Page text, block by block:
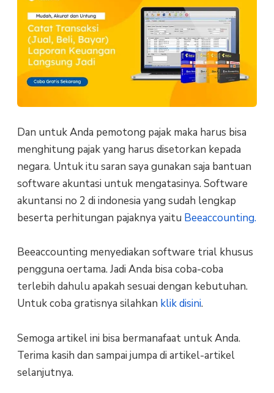
Dan untuk Anda pemotong pajak maka harus bisa
menghitung pajak yang harus disetorkan kepada
negara. Untuk itu saran saya gunakan saja bantuan
software akuntasi untuk mengatasinya. Software
akuntansi no 2 di indonesia yang sudah lengkap
beserta perhitungan pajaknya yaitu Beeaccounting.
Beeaccounting menyediakan software trial khusus
pengguna oertama. Jadi Anda bisa coba-coba
terlebih dahulu apakah sesuai dengan kebutuhan.
Untuk coba gratisnya silahkan klik disini.
Semoga artikel ini bisa bermanafaat untuk Anda.
Terima kasih dan sampai jumpa di artikel-artikel
selanjutnya.